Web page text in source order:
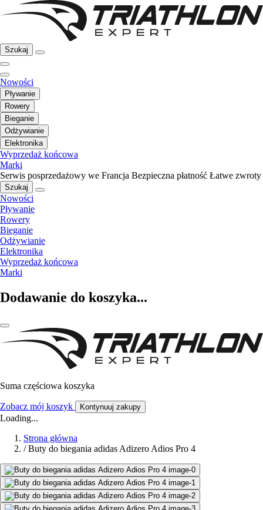
Szukaj
Nowości
Pływanie
Rowery
Bieganie
Odżywianie
Elektronika
Wyprzedaż końcowa
Marki
Serwis posprzedażowy we Francja Bezpieczna płatność Łatwe zwroty
Szukaj
Nowości
Pływanie
Rowery
Bieganie
Odżywianie
Elektronika
Wyprzedaż końcowa
Marki
Dodawanie do koszyka...
Suma częściowa koszyka
Zobacz mój koszyk Kontynuuj zakupy
Loading...
Strona główna
/ Buty do biegania adidas Adizero Adios Pro 4